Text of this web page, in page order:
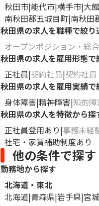
秋田市 能代市 横手市 大
南秋田郡五城目町 南秋田
秋田県の求人を職種で絞り
オープンポジション・総
秋田県の求人を雇用形態で
正社員 契約社員 契約社員
秋田県の求人を雇用実績で
身体障害 精神障害 知的障
秋田県の求人を特徴から探
正社員登用あり 事務未経
社宅・家賃補助制度あり
他の条件で探す
勤務地から探す
北海道・東北
北海道 青森県 岩手県 宮